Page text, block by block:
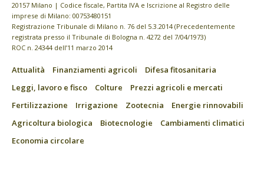
20157 Milano | Codice fiscale, Partita IVA e Iscrizione al Registro delle
imprese di Milano: 00753480151
Registrazione Tribunale di Milano n. 76 del 5.3.2014 (Precedentemente
registrata presso il Tribunale di Bologna n. 4272 del 7/04/1973)
ROC n. 24344 dell’11 marzo 2014
Attualità Finanziamenti agricoli
Difesa fitosanitaria
Leggi, lavoro e fisco
Colture
Prezzi agricoli e mercati
Fertilizzazione
Irrigazione Zootecnia
Energie rinnovabili
Agricoltura biologica
Biotecnologie
Cambiamenti climatici
Economia circolare